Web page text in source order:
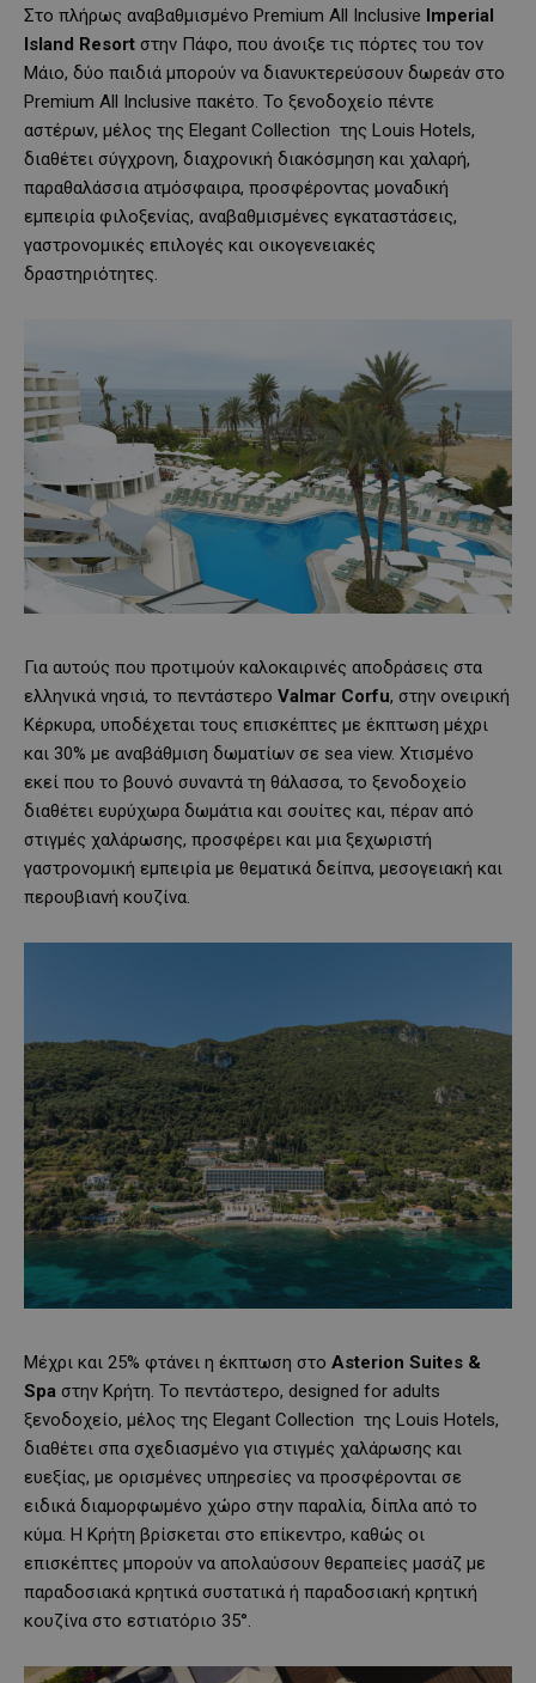
Στο πλήρως αναβαθμισμένο Premium All Inclusive Imperial
Island Resort στην Πάφο, που άνοιξε τις πόρτες του τον
Μάιο, δύο παιδιά μπορούν να διανυκτερεύσουν δωρεάν στο
Premium All Inclusive πακέτο. Το ξενοδοχείο πέντε
αστέρων, μέλος της Elegant Collection της Louis Hotels,
διαθέτει σύγχρονη, διαχρονική διακόσμηση και χαλαρή,
παραθαλάσσια ατμόσφαιρα, προσφέροντας μοναδική
εμπειρία φιλοξενίας, αναβαθμισμένες εγκαταστάσεις,
γαστρονομικές επιλογές και οικογενειακές
δραστηριότητες.
Για αυτούς που προτιμούν καλοκαιρινές αποδράσεις στα
ελληνικά νησιά, το πεντάστερο Valmar Corfu, στην ονειρική
Κέρκυρα, υποδέχεται τους επισκέπτες με έκπτωση μέχρι
και 30% με αναβάθμιση δωματίων σε sea view. Χτισμένο
εκεί που το βουνό συναντά τη θάλασσα, το ξενοδοχείο
διαθέτει ευρύχωρα δωμάτια και σουίτες και, πέραν από
στιγμές χαλάρωσης, προσφέρει και μια ξεχωριστή
γαστρονομική εμπειρία με θεματικά δείπνα, μεσογειακή και
περουβιανή κουζίνα.
Μέχρι και 25% φτάνει η έκπτωση στο Asterion Suites &
Spa στην Κρήτη. Το πεντάστερο, designed for adults
ξενοδοχείο, μέλος της Elegant Collection της Louis Hotels,
διαθέτει σπα σχεδιασμένο για στιγμές χαλάρωσης και
ευεξίας, με ορισμένες υπηρεσίες να προσφέρονται σε
ειδικά διαμορφωμένο χώρο στην παραλία, δίπλα από το
κύμα. Η Κρήτη βρίσκεται στο επίκεντρο, καθώς οι
επισκέπτες μπορούν να απολαύσουν θεραπείες μασάζ με
παραδοσιακά κρητικά συστατικά ή παραδοσιακή κρητική
κουζίνα στο εστιατόριο 35°.